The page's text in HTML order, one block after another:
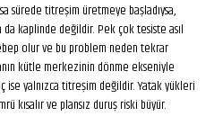
sürede titreşim üretmeye başladıysa,
kaplinde değildir. Pek çok tesiste asıl
olur ve bu problem neden tekrar
kütle merkezinin dönme ekseniyle
ise yalnızca titreşim değildir. Yatak yükleri
kısalır ve plansız duruş riski büyür.